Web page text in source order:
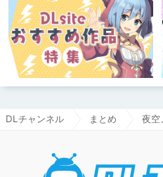
DLチャンネル まとめ 夜空